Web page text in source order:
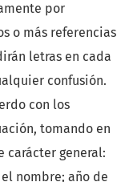
por
o más referencias
letras en cada
confusión.
con los
tomando en
carácter general:
nombre; año de